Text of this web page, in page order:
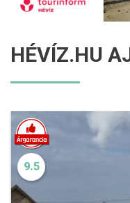
HÉVÍZ.HU
9.5